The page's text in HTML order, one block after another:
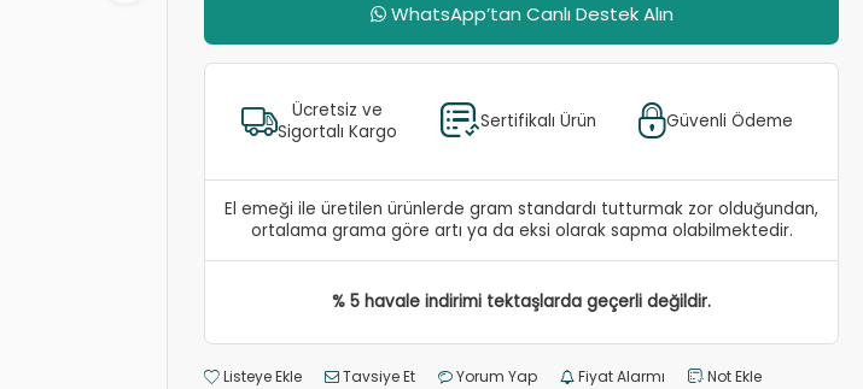
WhatsApp’tan Canlı Destek Alın
Ücretsiz ve
Sigortalı Kargo
Sertifikalı Ürün Güvenli Ödeme
El emeği ile üretilen ürünlerde gram standardı tutturmak zor olduğundan,
ortalama grama göre artı ya da eksi olarak sapma olabilmektedir.
% 5 havale indirimi tektaşlarda geçerli değildir.
Listeye Ekle Tavsiye Et Yorum Yap Fiyat Alarmı Not Ekle